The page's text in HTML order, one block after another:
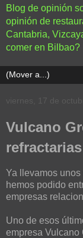
Blog de opinión
opinión de
Cantabria,
comer en Bilbao?
viernes, 17 de
Vulcano
Ya llevamos unos
hemos podido
empresas
Uno de esos
empresa Vulcano